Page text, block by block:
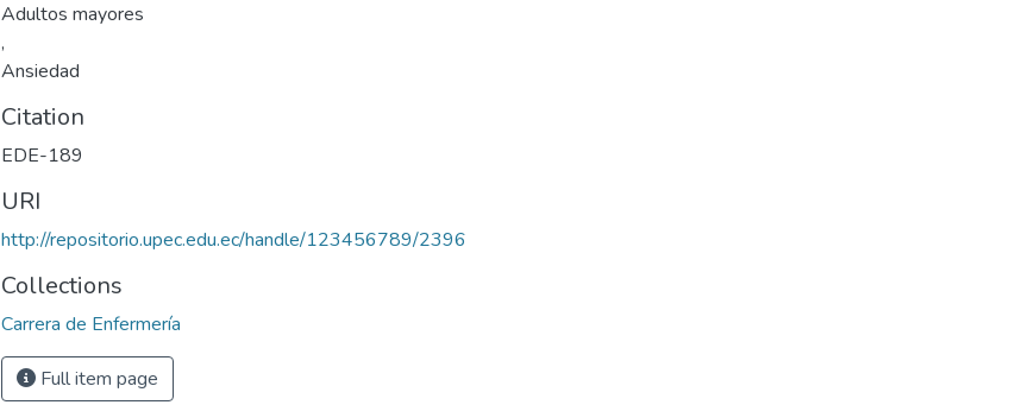
Adultos mayores
,
Ansiedad
Citation
EDE-189
URI
http://repositorio.upec.edu.ec/handle/123456789/2396
Collections
Carrera de Enfermería
Full item page